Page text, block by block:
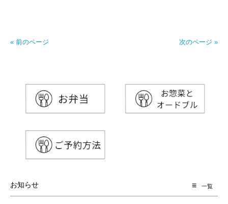
« 前のページ 次のページ »
お知らせ 一覧